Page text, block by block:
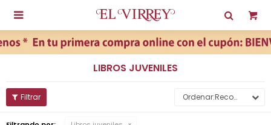

LIBROS JUVENILES
Recomendados